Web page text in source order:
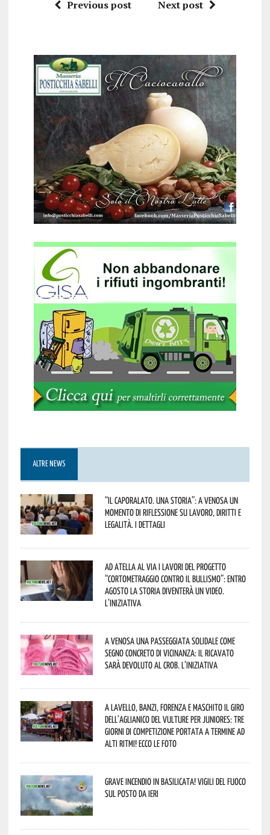
Previous post Next post
ALTRE NEWS
“Il caporalato. Una storia”: a Venosa un
momento di riflessione su lavoro, diritti e
legalità. I dettagli
Ad Atella al via i lavori del progetto
“Cortometraggio contro il bullismo”: entro
agosto la storia diventerà un video.
L’iniziativa
A Venosa una passeggiata solidale come
segno concreto di vicinanza: il ricavato
sarà devoluto al CROB. L’iniziativa
A Lavello, Banzi, Forenza e Maschito il Giro
dell’Aglianico del Vulture per juniores: tre
giorni di competizione portata a termine ad
alti ritmi! Ecco le foto
Grave incendio in Basilicata! Vigili del fuoco
sul posto da ieri